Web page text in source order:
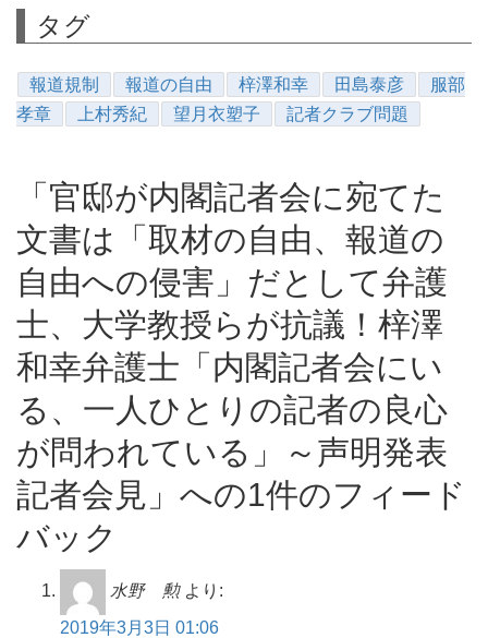
タグ
報道規制 報道の自由 梓澤和幸 田島泰彦
服部
孝章
上村秀紀 望月衣塑子 記者クラブ問題
「官邸が内閣記者会に宛てた
文書は「取材の自由、報道の
自由への侵害」だとして弁護
士、大学教授らが抗議！梓澤
和幸弁護士「内閣記者会にい
る、一人ひとりの記者の良心
が問われている」～声明発表
記者会見」への1件のフィード
バック
水野 勲 より:
2019年3月3日 01:06